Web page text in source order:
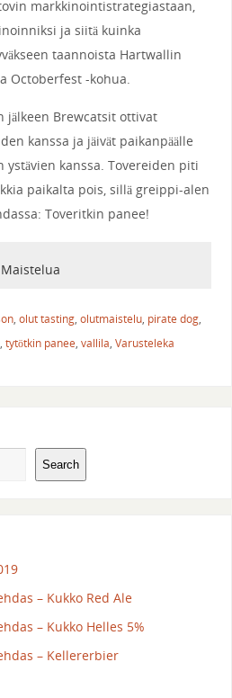
markkinointistrategiastaan,
ja siitä kuinka
taannoista Hartwallin
Octoberfest -kohua.
jälkeen Brewcatsit ottivat
kanssa ja jäivät paikanpäälle
kanssa. Tovereiden piti
paikalta pois, sillä greippi-alen
Toveritkin panee!
Maistelua
, olut tasting, olutmaistelu, pirate dog,
, tytötkin panee, vallila, Varusteleka
Search
– Kukko Red Ale
– Kukko Helles 5%
– Kellererbier